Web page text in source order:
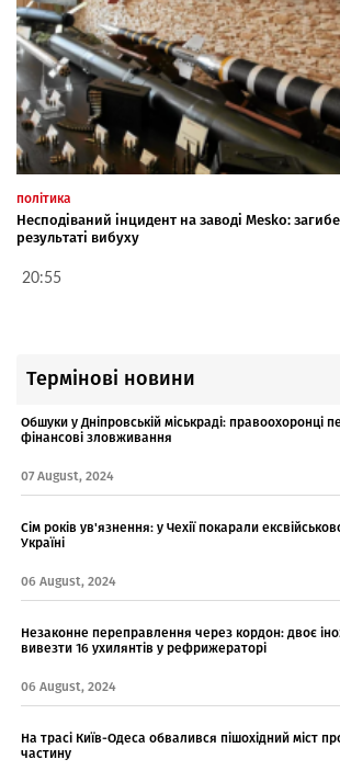
політика
Несподіваний інцидент на заводі Mesko:
результаті вибуху
20:55
Термінові новини
Обшуки у Дніпровській міськраді: правоохоронці
фінансові зловживання
07 August, 2024
Сім років ув'язнення: у Чехії покарали
Україні
06 August, 2024
Незаконне переправлення через кордон: двоє
вивезти 16 ухилянтів у рефрижераторі
06 August, 2024
На трасі Київ-Одеса обвалився пішохідний міст
частину